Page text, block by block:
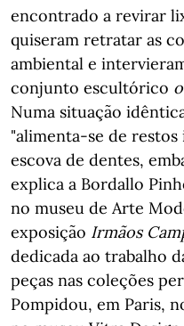
encontrado a revirar
quiseram retratar as
ambiental e
conjunto escultórico
Numa situação
"alimenta-se de
escova de dentes,
explica a Bordallo
no museu de Arte
exposição Irmãos
dedicada ao trabalho
peças nas coleções
Pompidou, em Paris,